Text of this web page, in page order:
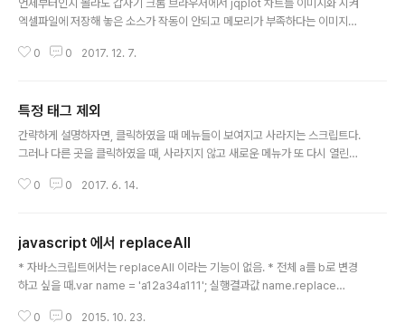
언제부터인지 몰라도 갑자기 크롬 브라우저에서 jqplot 차트를 이미지화 시켜
엑셀파일에 저장해 놓은 소스가 작동이 안되고 메모리가 부족하다는 이미지만
폭, IE에서는 무난하게 잘되고 있었고 유독 크롬만 이런 것이다. 브라우저 문제
중에서 출력된 jqplot 차트를 이미지화 시키는 부분이 문제라는 것도 나중에 알
게되었다. 이제 이것을 해결 하기 위해 많은 것을 파헤치기 시작했다. 결론은 아
래 파일을 추가해주고, head 에 jqplot과 관련 된 곳에 추가적으로 지정해 두
0 0 2017. 12. 7.
특정 태그 제외
간략하게 설명하자면, 클릭하였을 때 메뉴들이 보여지고 사라지는 스크립트다.
그러나 다른 곳을 클릭하였을 때, 사라지지 않고 새로운 메뉴가 또 다시 열린다.
2").hide(); //클릭할 수 있는 곳이 많아지면 이부분이 늘어겠다.}); $("#two").
("#service1").hide(); //menu class의 service1 id를 제외하고 ..
0 0 2017. 6. 14.
javascript 에서 replaceAll
* 자바스크립트에서는 replaceAll 이라는 기능이 없음. * 전체 a를 b로 변경
하고 싶을 때.var name = 'a12a34a111'; 실행결과값 name.replace
gi,'b'); b12b34b111 * 결론정규 표현식을 써서 replaceAll과 같은 효과를
0 0 2015. 10. 23.